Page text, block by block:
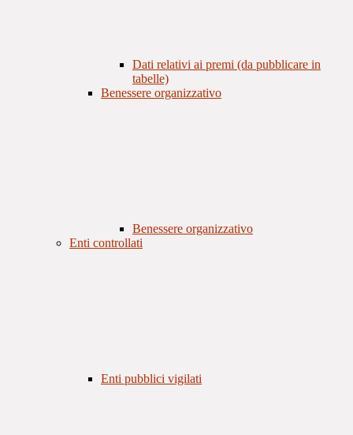
Dati relativi ai premi (da pubblicare in
tabelle)
Benessere organizzativo
Benessere organizzativo
Enti controllati
Enti pubblici vigilati